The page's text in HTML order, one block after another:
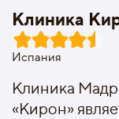
Клиника
Испания
Клиника
«Кирон»